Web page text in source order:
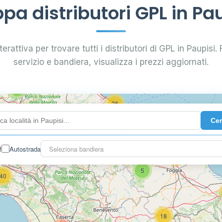
distributori GPL in
per trovare tutti i distributori di GPL in Paupisi.
servizio e bandiera, visualizza i prezzi aggiornati.
Autostrada Seleziona bandiera
24
5
14
26
16
64
40
18
26